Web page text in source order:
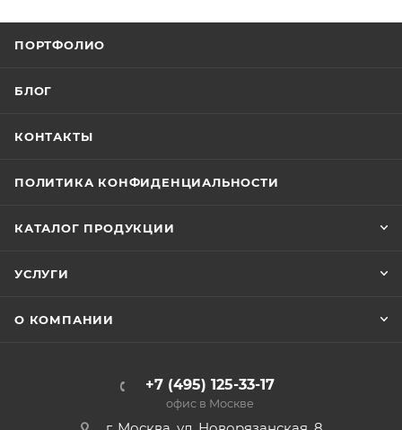
ПОРТФОЛИО
БЛОГ
КОНТАКТЫ
ПОЛИТИКА КОНФИДЕНЦИАЛЬНОСТИ
КАТАЛОГ ПРОДУКЦИИ
УСЛУГИ
О КОМПАНИИ
+7 (495) 125-33-17
офис в Москве